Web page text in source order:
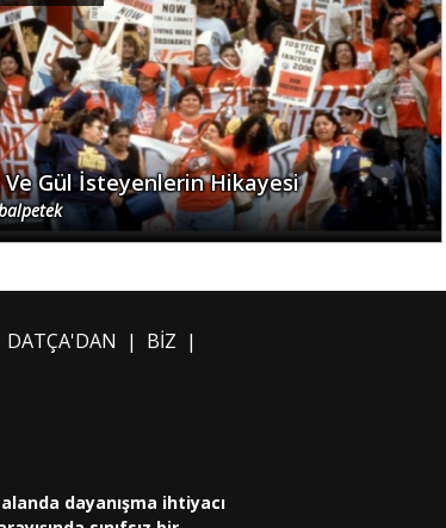
Ve Gül İsteyenlerin Hikayesi
DATÇA'DAN | BİZ |
dayanışma ihtiyacı